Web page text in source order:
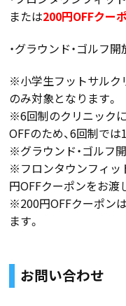
または200円OFFクー
・グラウンド・ゴルフ
※小学生フットサルク
のみ対象となります。
※6回制のクリニック
OFFのため、6回制で
※グラウンド・ゴルフ
※フロンタウンフィッ
円OFFクーポンをお渡
※200円OFFクーポン
ます。
お問い合わせ